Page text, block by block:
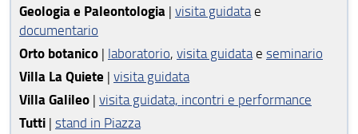
Geologia e Paleontologia | visita guidatae
documentario
Orto botanico | laboratorio, visita guidatae seminario
Villa La Quiete | visita guidata
Villa Galileo| visita guidata, incontri e performance
Tutti| stand in Piazza